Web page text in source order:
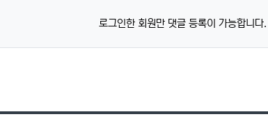
로그인한 회원만 댓글 등록이 가능합니다.